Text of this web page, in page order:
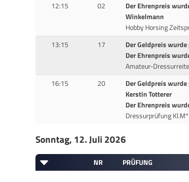
12:15
02
Der Ehrenpreis
Winkelmann
Hobby Horsing
13:15
17
Der Geldpreis
Der Ehrenpreis
Amateur-
16:15 20
Der Geldpreis
Kerstin Totterer
Der Ehrenpreis
Dressurprüfung Kl.M*
Sonntag, 12. Juli 2026
NR PRÜFUNG